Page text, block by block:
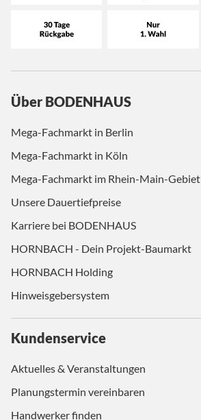
Über BODENHAUS
Mega-Fachmarkt in Berlin
Mega-Fachmarkt in Köln
Mega-Fachmarkt im Rhein-Main-Gebiet
Unsere Dauertiefpreise
Karriere bei BODENHAUS
HORNBACH - Dein Projekt-Baumarkt
HORNBACH Holding
Hinweisgebersystem
Kundenservice
Aktuelles & Veranstaltungen
Planungstermin vereinbaren
Handwerker finden